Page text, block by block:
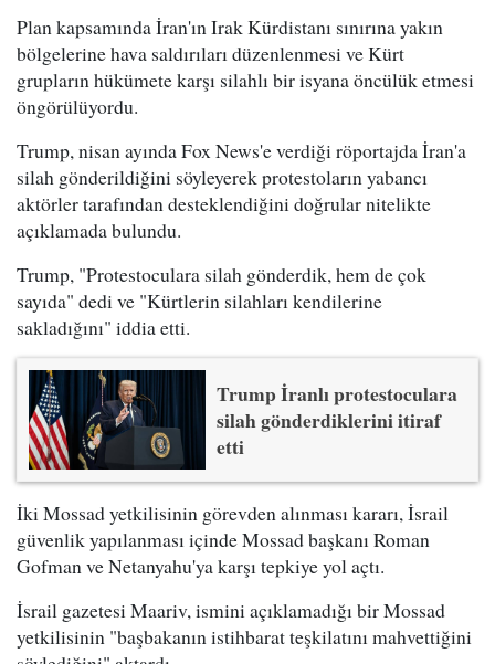
Plan kapsamında İran'ın Irak Kürdistanı sınırına yakın
bölgelerine hava saldırıları düzenlenmesi ve Kürt
grupların hükümete karşı silahlı bir isyana öncülük etmesi
öngörülüyordu.
Trump, nisan ayında Fox News'e verdiği röportajda İran'a
silah gönderildiğini söyleyerek protestoların yabancı
aktörler tarafından desteklendiğini doğrular nitelikte
açıklamada bulundu.
Trump, "Protestoculara silah gönderdik, hem de çok
sayıda" dedi ve "Kürtlerin silahları kendilerine
sakladığını" iddia etti.
Trump İranlı protestoculara
silah gönderdiklerini itiraf
etti
İki Mossad yetkilisinin görevden alınması kararı, İsrail
güvenlik yapılanması içinde Mossad başkanı Roman
Gofman ve Netanyahu'ya karşı tepkiye yol açtı.
İsrail gazetesi Maariv, ismini açıklamadığı bir Mossad
yetkilisinin "başbakanın istihbarat teşkilatını mahvettiğini